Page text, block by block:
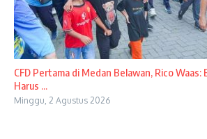
CFD Pertama di Medan Belawan, Rico Waas:
Harus ...
Minggu, 2 Agustus 2026